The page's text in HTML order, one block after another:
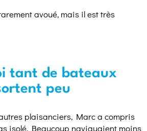
avoué, mais il est très
tant de bateaux
peu
plaisanciers, Marc a compris
isolé. Beaucoup naviguaient moins